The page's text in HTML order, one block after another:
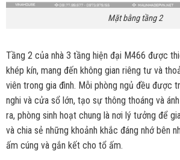
Mặt bằng tầng 2
Tầng 2 của nhà 3 tầng hiện đại M466 được
khép kín, mang đến không gian riêng tư và
viên trong gia đình. Mỗi phòng ngủ đều được
nghi và cửa sổ lớn, tạo sự thông thoáng và
ra, phòng sinh hoạt chung là nơi lý tưởng để
và chia sẻ những khoảnh khắc đáng nhớ bên
ấm cúng và gắn kết cho tổ ấm.